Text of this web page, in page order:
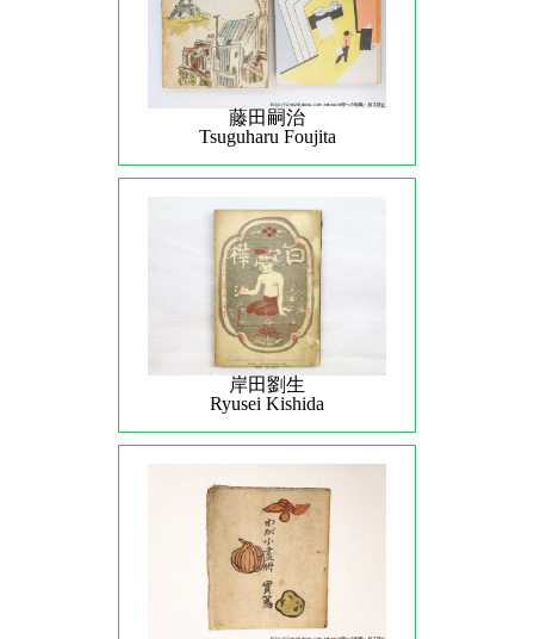
藤田嗣治
Tsuguharu Foujita
岸田劉生
Ryusei Kishida